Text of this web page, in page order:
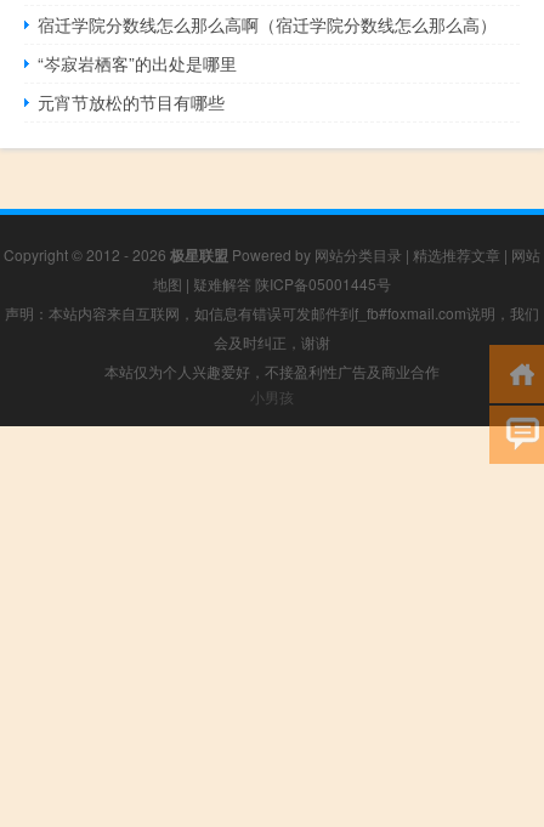
宿迁学院分数线怎么那么高啊（宿迁学院分数线怎么那么高）
“岑寂岩栖客”的出处是哪里
元宵节放松的节目有哪些
Copyright © 2012 - 2026 极星联盟 Powered by 网站分类目录 | 精选推荐文章 | 网站
地图 | 疑难解答 陕ICP备05001445号
声明：本站内容来自互联网，如信息有错误可发邮件到f_fb#foxmail.com说明，我们
会及时纠正，谢谢
本站仅为个人兴趣爱好，不接盈利性广告及商业合作
小男孩